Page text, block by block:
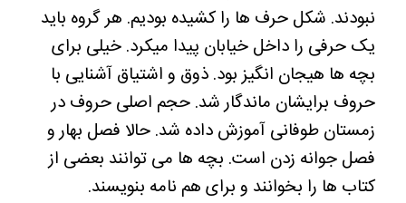
نبودند. شکل حرف ها را کشیده بودیم. هر گروه باید
یک حرفی را داخل خیابان پیدا میکرد. خیلی برای
بچه ها هیجان انگیز بود. ذوق و اشتیاق آشنایی با
حروف برایشان ماندگار شد. حجم اصلی حروف در
زمستان طوفانی آموزش داده شد. حالا فصل بهار و
فصل جوانه زدن است. بچه ها می توانند بعضی از
کتاب ها را بخوانند و برای هم نامه بنویسند.